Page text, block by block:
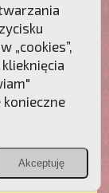
Przymierze
WESPRZYJ
NAS
„cookies”,
Akceptuję